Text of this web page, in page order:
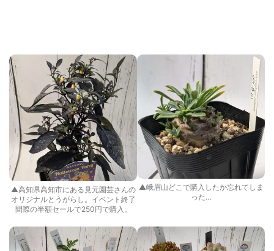
▲高知県高知市にある見元園芸さんの
オリジナルとうがらし。イベント終了
間際の半額セールで250円で購入。
▲峨眉山どこで購入したか忘れてしま
った…